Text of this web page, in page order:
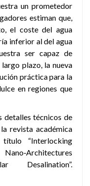
un prometedor
estiman que,
el coste del agua
inferior al del agua
ser capaz de
plazo, la nueva
práctica para la
en regiones que
detalles técnicos de
revista académica
“Interlocking
Desalination”.